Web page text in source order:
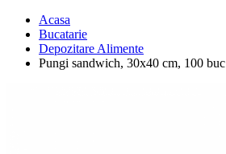
Acasa
Bucatarie
Depozitare Alimente
Pungi sandwich, 30x40 cm, 100 buc